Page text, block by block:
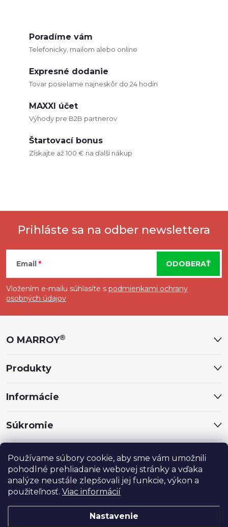
Používame súbory cookie, aby sme vám umožnili
pohodlné prehliadanie webovej stránky a vďaka
analýze neustále zlepšovali jej funkcie, výkon a
použiteľnosť. Viac informácií
Nastavenie
u
Poradíme vám
Telefonicky, mailom alebo online
Expresné dodanie
Tovar posielame najneskôr do 24 hodín
MAXXI účet
Výhody pre B2B partnerov
Štartovací bonus
Získajte až 100 € na ďalší nákup
Z
á
p
ä
e
Prihláste sa na odber newslettera
Email
Vložením e-mailu súhlasíte s podmienkami ochrany
osobných údajov
ODOBERAŤ
O MARROY®
Produkty
Informácie
Súkromie
Sociálne siete